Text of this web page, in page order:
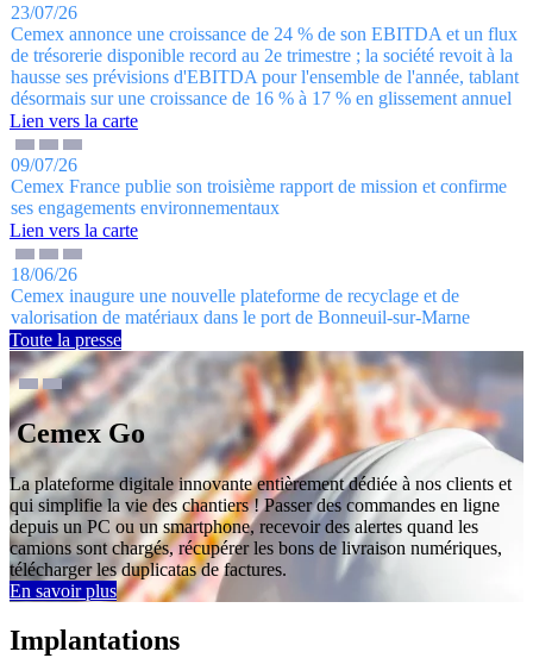
23/07/26
Cemex annonce une croissance de 24 % de son EBITDA et un flux
de trésorerie disponible record au 2e trimestre ; la société revoit à la
hausse ses prévisions d'EBITDA pour l'ensemble de l'année, tablant
désormais sur une croissance de 16 % à 17 % en glissement annuel
Lien vers la carte
09/07/26
Cemex France publie son troisième rapport de mission et confirme
ses engagements environnementaux
Lien vers la carte
18/06/26
Cemex inaugure une nouvelle plateforme de recyclage et de
valorisation de matériaux dans le port de Bonneuil-sur-Marne
Toute la presse
Cemex Go
La plateforme digitale innovante entièrement dédiée à nos clients et
qui simplifie la vie des chantiers ! Passer des commandes en ligne
depuis un PC ou un smartphone, recevoir des alertes quand les
camions sont chargés, récupérer les bons de livraison numériques,
télécharger les duplicatas de factures.
En savoir plus
Implantations